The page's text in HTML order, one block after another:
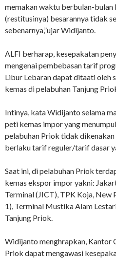
memakan waktu berbulan-bulan
(restitusinya) besarannya tidak
sebenarnya,”ujar Widijanto.
ALFI berharap, kesepakatan
mengenai pembebasan tarif
Libur Lebaran dapat ditaati oleh
kemas di pelabuhan Tanjung
Intinya, kata Widijanto selama
peti kemas impor yang
pelabuhan Priok tidak
berlaku tarif reguler/tarif dasar
Saat ini, di pelabuhan Priok
kemas ekspor impor yakni:
Terminal (JICT), TPK Koja,
1), Terminal Mustika Alam
Tanjung Priok.
Widijanto menghrapkan, Kantor
Priok dapat mengawasi